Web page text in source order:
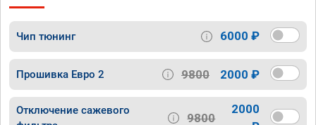
Чип тюнинг 6000 ₽
Прошивка Евро 2 9800 2000 ₽
Отключение сажевого
9800
2000